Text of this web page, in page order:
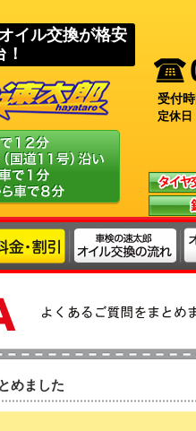
イル交換が格安
受付
定休日
めました